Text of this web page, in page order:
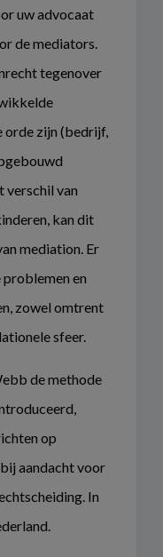
uw advocaat
de mediators.
tegenover
orde zijn (bedrijf,
verschil van
kan dit
mediation. Er
en
zowel omtrent
sfeer.
de methode
op
aandacht voor
In